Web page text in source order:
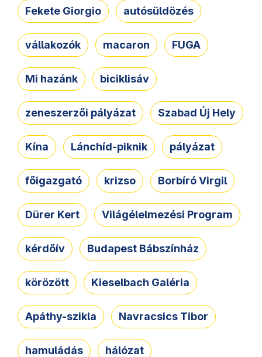
Fekete Giorgio autósüldözés
vállakozók macaron FUGA
Mi hazánk biciklisáv
zeneszerzői pályázat Szabad Új Hely
Kína Lánchíd-piknik pályázat
főigazgató krizso Borbíró Virgil
Dürer Kert Világélelmezési Program
kérdőív Budapest Bábszínház
körözött Kieselbach Galéria
Apáthy-szikla Navracsics Tibor
hamuládás hálózat